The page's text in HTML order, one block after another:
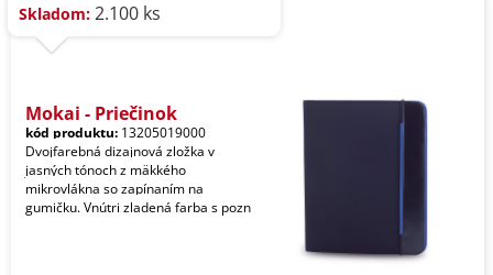
Skladom: 2.100 ks
Mokai - Priečinok
kód produktu: 13205019000
Dvojfarebná dizajnová zložka v
jasných tónoch z mäkkého
mikrovlákna so zapínaním na
gumičku. Vnútri zladená farba s pozn